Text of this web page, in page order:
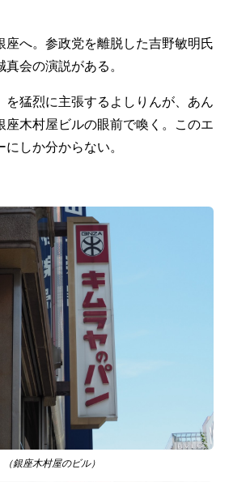
座へ。参政党を離脱した吉野敏明氏
会の演説がある。
を猛烈に主張するよしりんが、あん
座木村屋ビルの眼前で喚く。このエ
しか分からない。
（銀座木村屋のビル）